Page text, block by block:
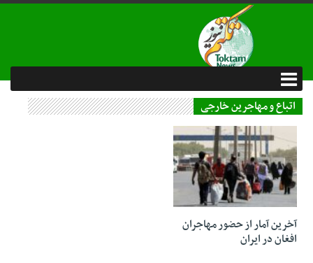
اتباع و مهاجرین خارجی
10 فروردین 1404
آخرین آمار از حضور مهاجران
افغان در ایران